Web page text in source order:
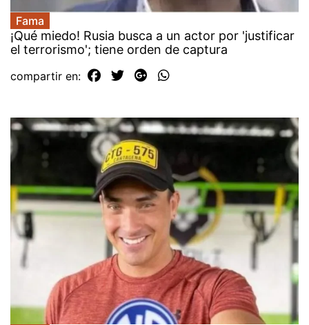
Fama
¡Qué miedo! Rusia busca a un actor por 'justificar
el terrorismo'; tiene orden de captura
compartir en: